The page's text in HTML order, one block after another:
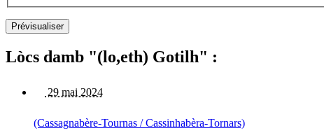
Lòcs damb "(lo,eth) Gotilh" :
29 mai 2024
(Cassagnabère-Tournas / Cassinhabèra-Tornars)